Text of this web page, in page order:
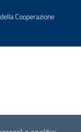
Cooperazione